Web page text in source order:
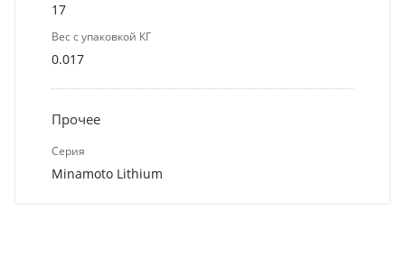
17
Вес с упаковкой КГ
0.017
Прочее
Серия
Minamoto Lithium